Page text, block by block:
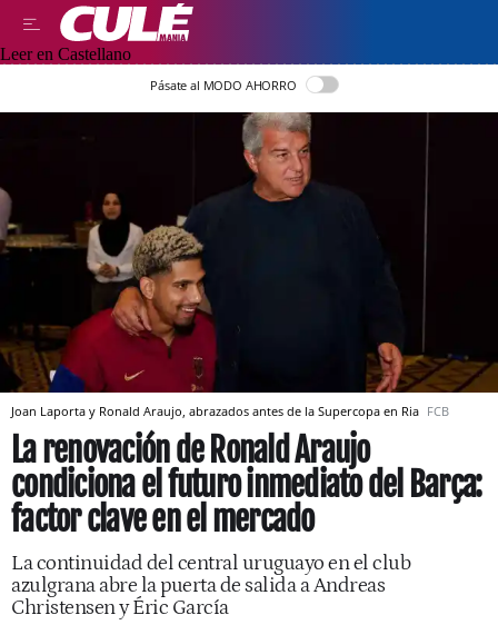
Leer en Castellano
Pásate al MODO AHORRO
Joan Laporta y Ronald Araujo, abrazados antes de la Supercopa en Ria FCB
La renovación de Ronald Araujo
condiciona el futuro inmediato del Barça:
factor clave en el mercado
La continuidad del central uruguayo en el club
azulgrana abre la puerta de salida a Andreas
Christensen y Éric García